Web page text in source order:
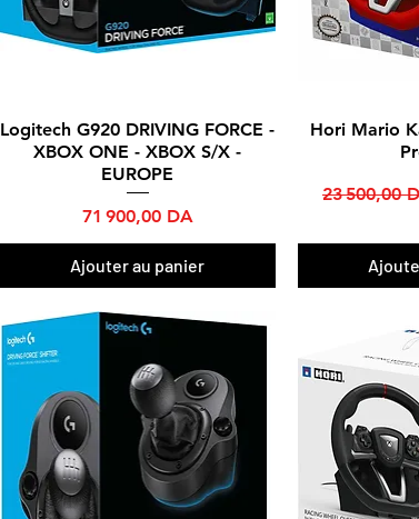
Aperçu rapide
Logitech G920 DRIVING FORCE -
XBOX ONE - XBOX S/X -
EUROPE
Prix
71 900,00 DA
Ajouter au panier
Hori Mario
Prix
23 500,00